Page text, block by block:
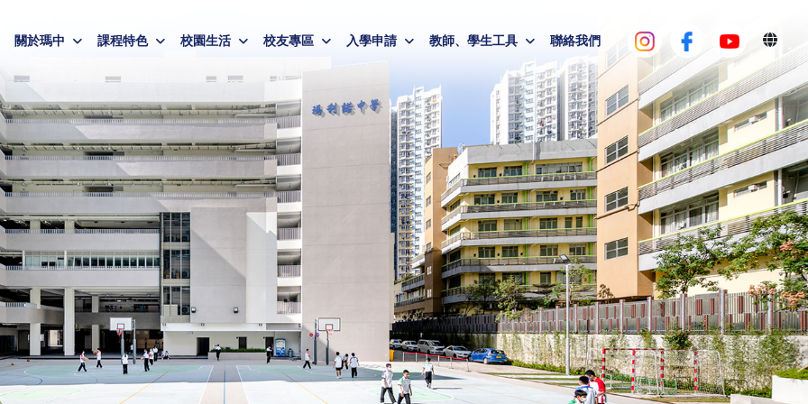
關於瑪中 課程特色 校園生活 校友專區 入學申請 教師、學生工具 聯絡我們